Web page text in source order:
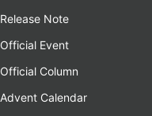
Release Note
Official Event
Official Column
Advent Calendar